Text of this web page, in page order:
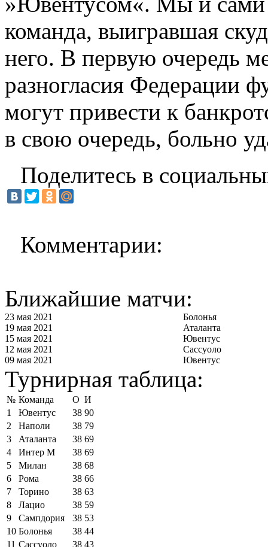
команда, выигравшая
него. В первую очередь
разногласия Федерации
могут привести к
в свою очередь, больно
Поделитесь в
Комментарии:
Ближайшие матчи:
23 мая 2021
Болонья
19 мая 2021
Аталанта
15 мая 2021
Ювентус
12 мая 2021
Сассуоло
09 мая 2021
Ювентус
Турнирная таблица:
№ Команда О И
1
Ювентус 38 90
2
Наполи 38 79
3
Аталанта 38 69
4
Интер М 38 69
5
Милан 38 68
6
Рома 38 66
7
Торино 38 63
8
Лацио 38 59
9
Сампдория 38 53
10 Болонья 38 44
11 Сассуоло 38 43